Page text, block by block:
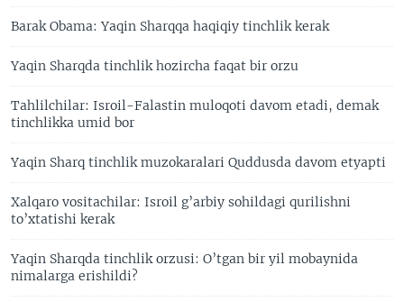
Barak Obama: Yaqin Sharqqa haqiqiy tinchlik kerak
Yaqin Sharqda tinchlik hozircha faqat bir orzu
Tahlilchilar: Isroil-Falastin muloqoti davom etadi, demak
tinchlikka umid bor
Yaqin Sharq tinchlik muzokaralari Quddusda davom etyapti
Xalqaro vositachilar: Isroil g’arbiy sohildagi qurilishni
to’xtatishi kerak
Yaqin Sharqda tinchlik orzusi: O’tgan bir yil mobaynida
nimalarga erishildi?